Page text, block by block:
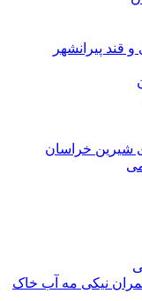
قند پیرانشهر
شیرین خراسان
نیکی مه آب خاک